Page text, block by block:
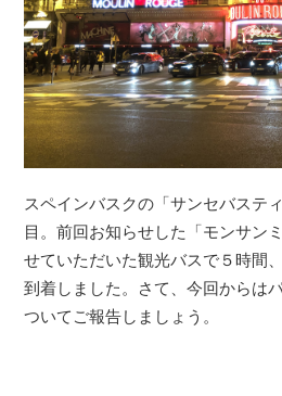
スペインバスクの「サンセバステ
目。前回お知らせした「モンサン
せていただいた観光バスで５時間
到着しました。さて、今回からは
ついてご報告しましょう。